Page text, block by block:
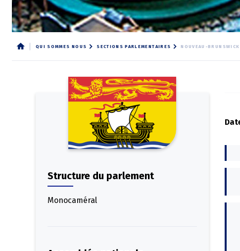
Fil
QUI SOMMES NOUS SECTIONS PARLEMENTAIRES NOUVEAU-BRUNSWICK
Structure du parlement
Monocaméral